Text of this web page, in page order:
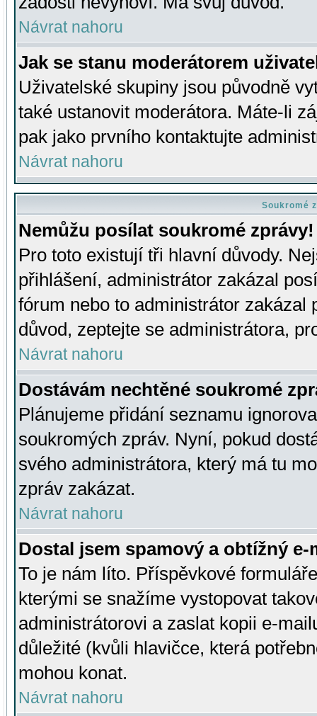
Návrat nahoru
Jak se stanu moderátorem
Uživatelské skupiny jsou původně
také ustanovit moderátora. Máte-li
pak jako prvního kontaktujte
Návrat nahoru
Soukromé
Nemůžu posílat soukromé zprávy!
Pro toto existují tři hlavní důvody.
přihlášení, administrátor zakázal
fórum nebo to administrátor zakázal
důvod, zeptejte se administrátora,
Návrat nahoru
Dostávám nechtěné soukromé
Plánujeme přidání seznamu
soukromých zpráv. Nyní, pokud
svého administrátora, který má tu
zpráv zakázat.
Návrat nahoru
Dostal jsem spamový a obtížný
To je nám líto. Příspěvkové
kterými se snažíme vystopovat
administrátorovi a zaslat kopii e-
důležité (kvůli hlavičce, která
mohou konat.
Návrat nahoru